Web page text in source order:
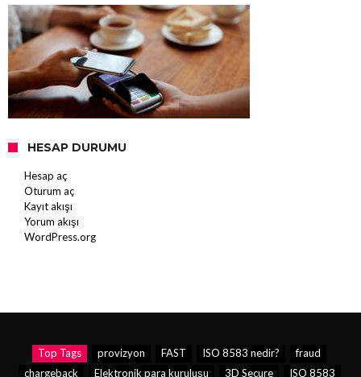
HESAP DURUMU
Hesap aç
Oturum aç
Kayıt akışı
Yorum akışı
WordPress.org
Top Tags provizyon FAST ISO 8583 nedir?
fraud
chargeback
Elektronik para kuruluşu 3D Secure ISO 8583